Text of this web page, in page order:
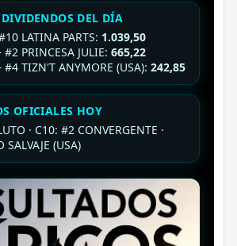
DIVIDENDOS DEL DÍA
LATINA PARTS: 1.039,50
PRINCESA JULIE: 665,22
TIZN'T ANYMORE (USA): 242,85
OFICIALES HOY
· C10: #2 CONVERGENTE ·
SALVAJE (USA)